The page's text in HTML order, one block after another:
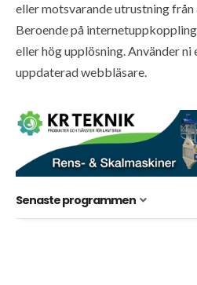
eller motsvarande utrustning från
Beroende på
eller hög upplösning. Använder ni
uppdaterad webbläsare.
Senaste programmen